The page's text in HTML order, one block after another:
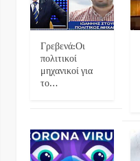
Γρεβενά:Οι
πολιτικοί
μηχανικοί για
το…